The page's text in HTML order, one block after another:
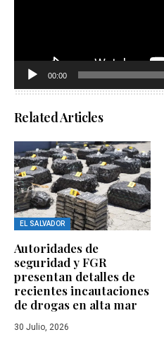
00:00
Related Articles
EL SALVADOR
Autoridades de
seguridad y FGR
presentan detalles de
recientes incautaciones
de drogas en alta mar
30 Julio, 2026